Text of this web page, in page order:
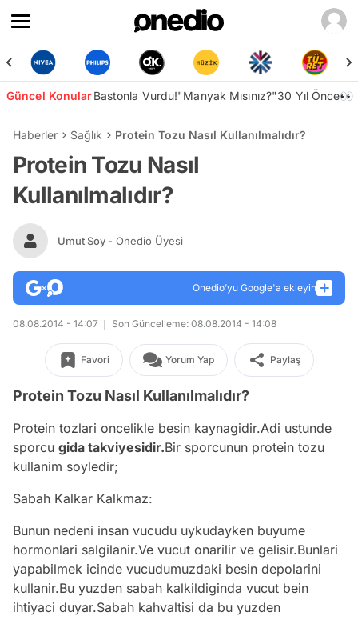
Güncel KonularBastonla Vurdu!"Manyak Mısınız?"30 Yıl Önce👀
Haberler Sağlık Protein Tozu Nasıl Kullanılmalıdır?
Protein Tozu Nasıl
Kullanılmalıdır?
Umut Soy - Onedio Üyesi
Onedio’yu Google'a ekleyin
08.08.2014 - 14:07 Son Güncelleme: 08.08.2014 - 14:08
Favori Yorum Yap Paylaş
Protein Tozu Nasıl Kullanılmalıdır?
Protein tozlari oncelikle besin kaynagidir.Adi ustunde
sporcu gida takviyesidir.Bir sporcunun protein tozu
kullanim soyledir;
Sabah Kalkar Kalkmaz:
Bunun nedeni insan vucudu uykudayken buyume
hormonlari salgilanir.Ve vucut onarilir ve gelisir.Bunlari
yapabilmek icinde vucudumuzdaki besin depolarini
kullanir.Bu yuzden sabah kalkildiginda vucut bein
ihtiyaci duyar.Sabah kahvaltisi da bu yuzden